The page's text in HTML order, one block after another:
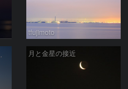
tfujimoto
月と金星の接近